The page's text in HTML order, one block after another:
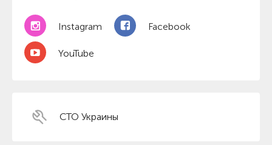
Instagram Facebook
YouTube
СТО Украины